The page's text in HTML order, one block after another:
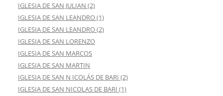
IGLESIA DE SAN JULIAN (2)
IGLESIA DE SAN LEANDRO (1)
IGLESIA DE SAN LEANDRO (2)
IGLESIA DE SAN LORENZO
IGLESIA DE SAN MARCOS
IGLESIA DE SAN MARTIN
IGLESIA DE SAN N ICOLÁS DE BARI (2)
IGLESIA DE SAN NICOLAS DE BARI (1)